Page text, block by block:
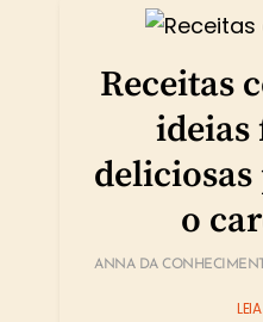
Receitas
ideias
o
ANNA DA